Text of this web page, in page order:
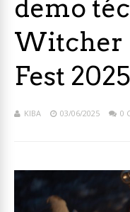
demo
Witcher
Fest 2025
KIBA 03/06/2025 0